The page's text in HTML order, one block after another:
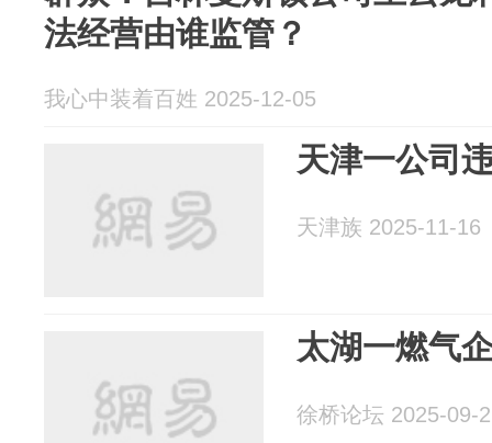
法经营由谁监管？
我心中装着百姓 2025-12-05
天津一公司
天津族 2025-11-16
太湖一燃气
徐桥论坛 2025-09-